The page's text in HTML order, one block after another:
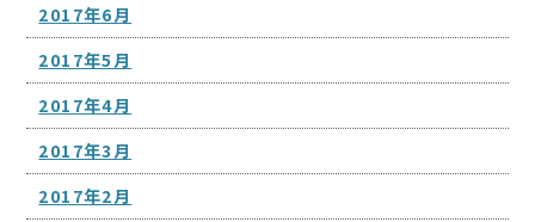
2017年6月
2017年5月
2017年4月
2017年3月
2017年2月